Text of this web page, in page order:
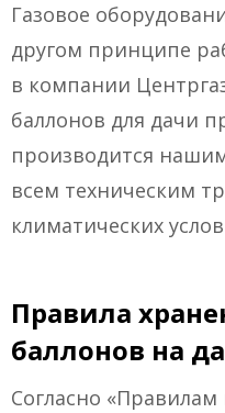
Газовое
другом принципе
в компании
баллонов для дачи
производится
всем техническим
климатических
Правила
баллонов на
Согласно